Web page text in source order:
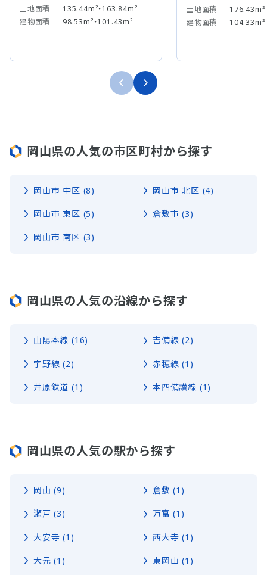
土地面積
135.44m²・163.84m²
建物面積
98.53m²・101.43m²
土地面積
176.43m²
建物面積
104.33m²
岡山県の人気の市区町村から探す
岡山市 中区 (8) 岡山市 北区 (4)
岡山市 東区 (5) 倉敷市 (3)
岡山市 南区 (3)
岡山県の人気の沿線から探す
山陽本線 (16) 吉備線 (2)
宇野線 (2) 赤穂線 (1)
井原鉄道 (1) 本四備讃線 (1)
岡山県の人気の駅から探す
岡山 (9) 倉敷 (1)
瀬戸 (3) 万富 (1)
大安寺 (1) 西大寺 (1)
大元 (1) 東岡山 (1)